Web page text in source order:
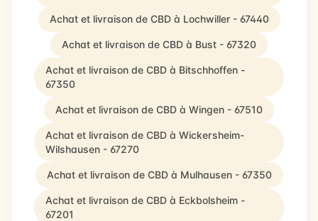
Achat et livraison de CBD à Lochwiller - 67440
Achat et livraison de CBD à Bust - 67320
Achat et livraison de CBD à Bitschhoffen -
67350
Achat et livraison de CBD à Wingen - 67510
Achat et livraison de CBD à Wickersheim-
Wilshausen - 67270
Achat et livraison de CBD à Mulhausen - 67350
Achat et livraison de CBD à Eckbolsheim -
67201